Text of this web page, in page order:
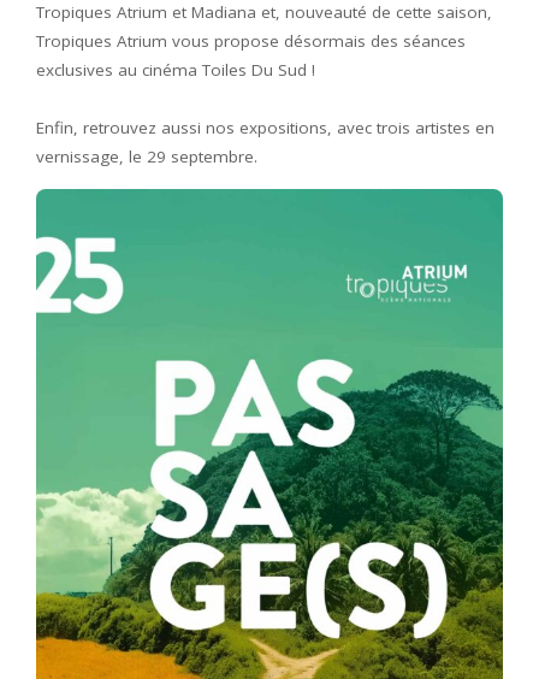
Tropiques Atrium et Madiana et, nouveauté de cette saison,
Tropiques Atrium vous propose désormais des séances
exclusives au cinéma Toiles Du Sud !
Enfin, retrouvez aussi nos expositions, avec trois artistes en
vernissage, le 29 septembre.